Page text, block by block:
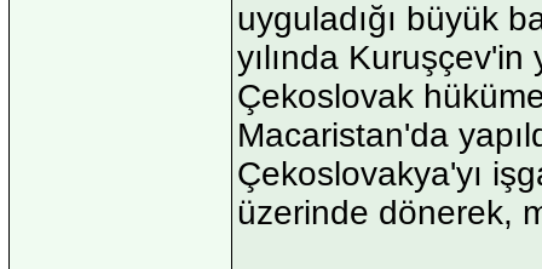
uyguladığı büyük
yılında
Çekoslovak
Macaristan'da
Çekoslovakya'yı
üzerinde dönerek,